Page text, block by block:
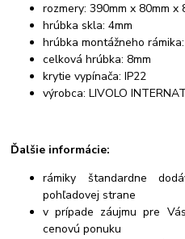
rozmery: 390mm x 80mm x
hrúbka skla: 4mm
hrúbka montážneho
celková hrúbka: 8mm
krytie vypínača: IP22
výrobca: LIVOLO
Ďalšie informácie:
rámiky štandardne
pohľadovej strane
v prípade záujmu pre
cenovú ponuku